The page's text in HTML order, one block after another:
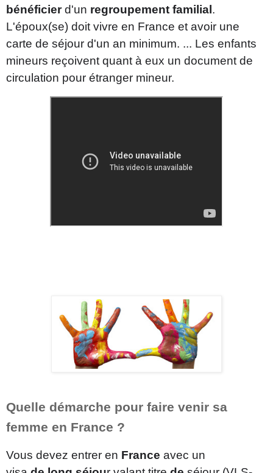
bénéficierd'un regroupement familial .
L'époux(se) doit vivre en France et avoir une
carte de séjour d'un an minimum. ... Les enfants
mineurs reçoivent quant à eux un document de
circulation pour étranger mineur.
Quelle démarche pour faire venir sa
femme en France ?
Vous devez entrer en France avec un